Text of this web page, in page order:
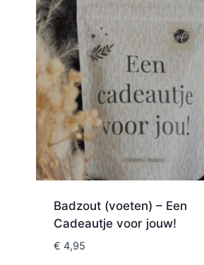
Badzout (voeten) – Een
Cadeautje voor jouw!
€ 4,95